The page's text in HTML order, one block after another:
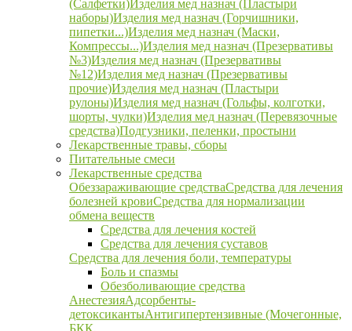
(Салфетки)Изделия мед назнач (Пластыри
наборы)Изделия мед назнач (Горчишники,
пипетки...)Изделия мед назнач (Маски,
Компрессы...)Изделия мед назнач (Презервативы
№3)Изделия мед назнач (Презервативы
№12)Изделия мед назнач (Презервативы
прочие)Изделия мед назнач (Пластыри
рулоны)Изделия мед назнач (Гольфы, колготки,
шорты, чулки)Изделия мед назнач (Перевязочные
средства)Подгузники, пеленки, простыни
Лекарственные травы, сборы
Питательные смеси
Лекарственные средства
Обеззараживающие средстваСредства для лечения
болезней кровиСредства для нормализации
обмена веществ
Средства для лечения костей
Средства для лечения суставов
Средства для лечения боли, температуры
Боль и спазмы
Обезболивающие средства
АнестезияАдсорбенты-
детоксикантыАнтигипертензивные (Мочегонные,